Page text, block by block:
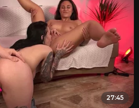
27:45